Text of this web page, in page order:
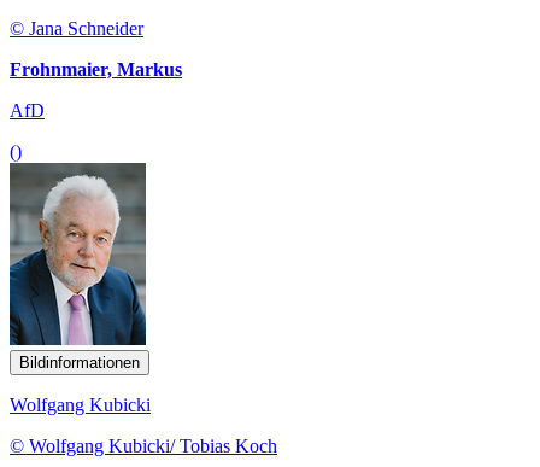
© Jana Schneider
Frohnmaier, Markus
AfD
()
Bildinformationen
Wolfgang Kubicki
© Wolfgang Kubicki/ Tobias Koch